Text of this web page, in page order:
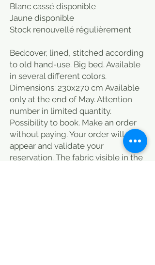
Blanc cassé disponible
Jaune disponible
Stock renouvellé régulièrement
Bedcover, lined, stitched according
to old hand-use. Big bed. Available
in several different colors.
Dimensions: 230x270 cm Available
only at the end of May. Attention
number in limited quantity.
Possibility to book. Make an order
without paying. Your order will
appear and validate your
reservation. The fabric visible in the